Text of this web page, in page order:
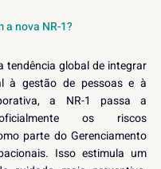
a nova NR-1?
tendência global de integrar
à gestão de pessoas e à
a NR-1 passa a
os riscos
parte do Gerenciamento
Isso estimula um